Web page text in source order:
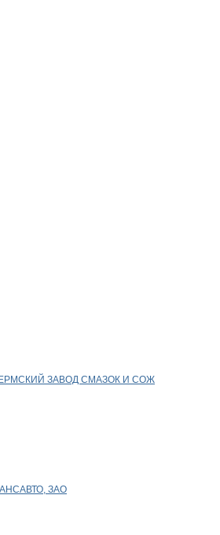
ЗАВОД СМАЗОК И СОЖ
ЗАО